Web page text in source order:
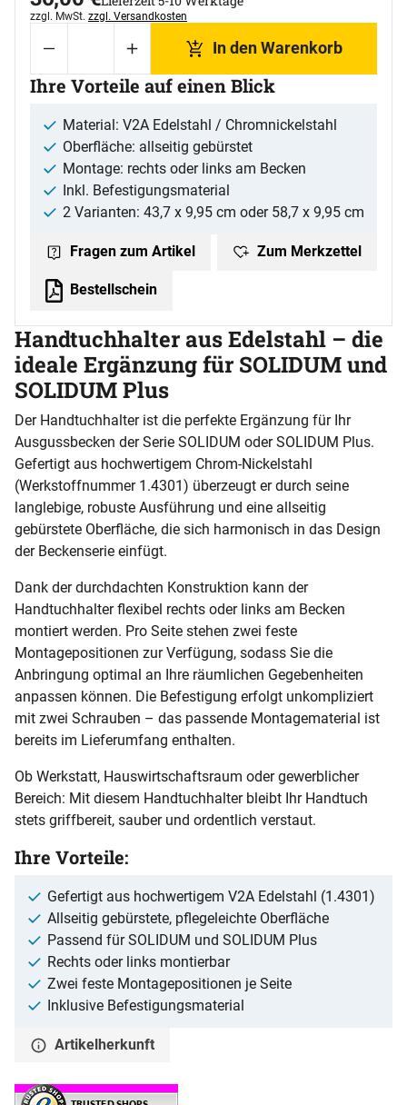
Steuerhinweis:
zzgl. MwSt. zzgl. Versandkosten
In den Warenkorb
Ihre Vorteile auf einen Blick
Material: V2A Edelstahl / Chromnickelstahl
Oberfläche: allseitig gebürstet
Montage: rechts oder links am Becken
Inkl. Befestigungsmaterial
2 Varianten: 43,7 x 9,95 cm oder 58,7 x 9,95 cm
Fragen zum Artikel Zum Merkzettel
Bestellschein
Handtuchhalter aus Edelstahl – die
ideale Ergänzung für SOLIDUM und
SOLIDUM Plus
Der Handtuchhalter ist die perfekte Ergänzung für Ihr
Ausgussbecken der Serie SOLIDUM oder SOLIDUM Plus.
Gefertigt aus hochwertigem Chrom-Nickelstahl
(Werkstoffnummer 1.4301) überzeugt er durch seine
langlebige, robuste Ausführung und eine allseitig
gebürstete Oberfläche, die sich harmonisch in das Design
der Beckenserie einfügt.
Dank der durchdachten Konstruktion kann der
Handtuchhalter flexibel rechts oder links am Becken
montiert werden. Pro Seite stehen zwei feste
Montagepositionen zur Verfügung, sodass Sie die
Anbringung optimal an Ihre räumlichen Gegebenheiten
anpassen können. Die Befestigung erfolgt unkompliziert
mit zwei Schrauben – das passende Montagematerial ist
bereits im Lieferumfang enthalten.
Ob Werkstatt, Hauswirtschaftsraum oder gewerblicher
Bereich: Mit diesem Handtuchhalter bleibt Ihr Handtuch
stets griffbereit, sauber und ordentlich verstaut.
Ihre Vorteile:
Gefertigt aus hochwertigem V2A Edelstahl (1.4301)
Allseitig gebürstete, pflegeleichte Oberfläche
Passend für SOLIDUM und SOLIDUM Plus
Rechts oder links montierbar
Zwei feste Montagepositionen je Seite
Inklusive Befestigungsmaterial
Artikelherkunft